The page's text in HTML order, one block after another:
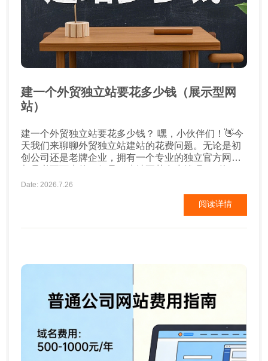
建一个外贸独立站要花多少钱（展示型网
站）
建一个外贸独立站要花多少钱？ 嘿，小伙伴们！👋今
天我们来聊聊外贸独立站建站的花费问题。无论是初
创公司还是老牌企业，拥有一个专业的独立官方网站
心，我来给你详细解析一下！💸 域名注册费用 首
先，你得有个域名，也就是你的网址。常见的域名后
缀有.com、.cn等，每年费用大约在几十元至几百元
Date: 2026.7.26
阅读详情